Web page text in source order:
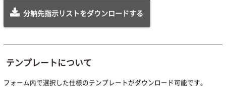
分納先指示リストをダウンロードする
テンプレートについて
フォーム内で選択した仕様のテンプレートがダウンロード可能です。